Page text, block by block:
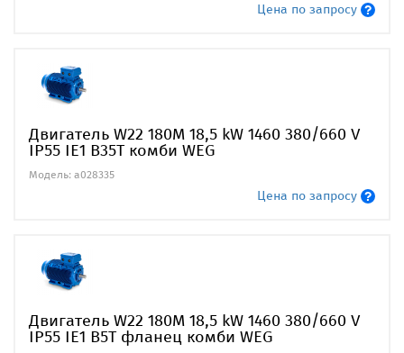
Цена по запросу
Двигатель W22 180M 18,5 kW 1460 380/660 V
IP55 IE1 B35T комби WEG
Модель: a028335
Цена по запросу
Двигатель W22 180M 18,5 kW 1460 380/660 V
IP55 IE1 B5T фланец комби WEG